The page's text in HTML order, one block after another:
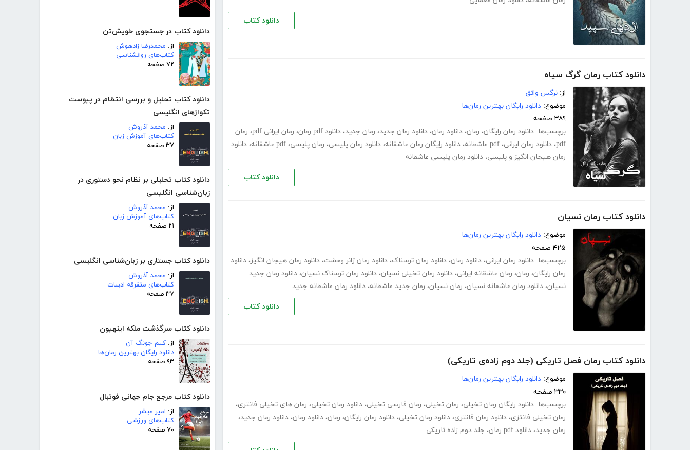
دانلود کتاب در جستجوی خویش‌تن
از: محمدرضا زادهوش
کتاب‌های روانشناسی
۷۲ صفحه
دانلود کتاب تحلیل و بررسی انتظام در پیوست
تکواژهای انگلیسی
از: محمد آذروش
کتاب‌های آموزش زبان
۳۷ صفحه
دانلود کتاب تحلیلی بر نظام نحو دستوری در
زبان‌شناسی انگلیسی
از: محمد آذروش
کتاب‌های آموزش زبان
۲۱ صفحه
دانلود کتاب جستاری بر زبان‌شناسی انگلیسی
از: محمد آذروش
کتاب‌های متفرقه ادبیات
۳۷ صفحه
دانلود کتاب سرگذشت ملکه اینهیون
از: کیم جونگ آن
دانلود رایگان بهترین رمان‌ها
۹۳ صفحه
دانلود کتاب مرجع جام جهانی فوتبال
از: امیر مبشر
کتاب‌های ورزشی
۷۰ صفحه
دانلود کتاب
دانلود کتاب رمان گرگ سیاه
از: نرگس واثق
موضوع: دانلود رایگان بهترین رمان‌ها
۳۸۹ صفحه
برچسب‌ها: دانلود رمان رایگان، رمان، دانلود رمان، دانلود رمان جدید، رمان جدید، دانلود pdf رمان ، رمان ایرانی pdf ، رمان
pdf، دانلود رمان ایرانی، pdf عاشقانه ، دانلود رایگان رمان عاشقانه، دانلود رمان پلیسی، رمان پلیسی، pdf عاشقانه ، دانلود
رمان هیجان انگیز و پلیسی، دانلود رمان پلیسی عاشقانه
دانلود کتاب
دانلود کتاب رمان نسیان
موضوع: دانلود رایگان بهترین رمان‌ها
۴۲۵ صفحه
برچسب‌ها: دانلود رمان ایرانی، دانلود رمان، دانلود رمان ترسناک، دانلود رمان ژانر وحشت، دانلود رمان هیجان انگیز، دانلود
رمان رایگان، رمان، رمان عاشقانه ایرانی، دانلود رمان تخیلی نسیان، دانلود رمان ترسناک نسیان، دانلود رمان جدید
نسیان، دانلود رمان عاشفانه نسیان، رمان نسیان، رمان جدید عاشقانه، دانلود رمان عاشقانه جدید
دانلود کتاب
دانلود کتاب رمان فصل تاریکی (جلد دوم زاده‌ی تاریکی)
موضوع: دانلود رایگان بهترین رمان‌ها
۳۳۰ صفحه
برچسب‌ها: دانلود رایگان رمان تخیلی، رمان تخیلی، رمان فارسی تخیلی، دانلود رمان تخیلی، رمان های تخیلی فانتزی،
رمان تخیلی فانتزی، دانلود رمان فانتزی، دانلود رمان تخیلی، دانلود رمان رایگان، رمان، دانلود رمان، دانلود رمان جدید،
رمان جدید، دانلود pdf رمان ، جلد دوم زاده تاریکی